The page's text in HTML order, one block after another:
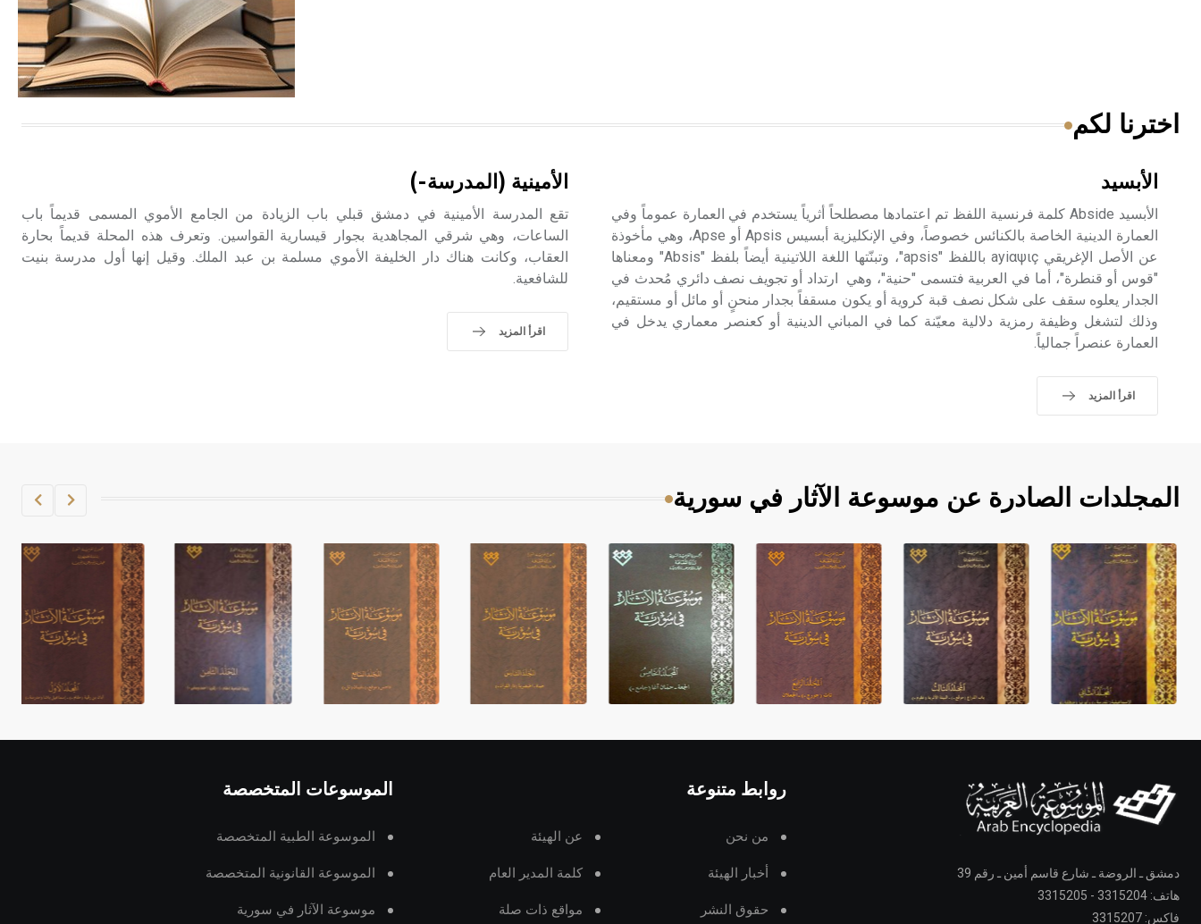
- هل تعلم أن المرجان إفراز حيواني
يتكون في البحر ويتركب من مادة
كربونات الكلسيوم، وهو أحمر أو شديد
الحمرة وهو أجود أنواعه، ويمتاز بكبر
الحجم ويسمى الش
الإنكليزية أب
اخترنا لكم
الأبسيد
الأبسيد Abside كلمة فرنسية اللفظ تم اعتمادها مصطلحاً أثرياً يستخدم في العمارة عموماً وفي
العمارة الدينية الخاصة بالكنائس خصوصاً، وفي الإنكليزية أبسيس Apsis أو Apse، وهي مأخوذة
عن الأصل الإغريقي ayiαψιç باللفظ "apsis"، وتبنّتها اللغة اللاتينية أيضاً بلفظ "Absis" ومعناها
"قوس أو قنطرة"، أما في العربية فتسمى "حنية"، وهي ارتداد أو تجويف نصف دائري مُحدث في
الجدار يعلوه سقف على شكل نصف قبة كروية أو يكون مسقفاً بجدار منحنٍ أو مائل أو مستقيم،
وذلك لتشغل وظيفة رمزية دلالية معيّنة كما في المباني الدينية أو كعنصر معماري يدخل في
العمارة عنصراً جمالياً.
اقرأ المزيد
الأمينية (المدرسة-)
تقع المدرسة الأمينية في دمشق قبلي باب الزيادة من الجامع الأموي المسمى قديماً باب
الساعات، وهي شرقي المجاهدية بجوار قيسارية القواسين. وتعرف هذه المحلة قديماً بحارة
العقاب، وكانت هناك دار الخليفة الأموي مسلمة بن عبد الملك. وقيل إنها أول مدرسة بنيت
للشافعية.
اقرأ المزيد
المجلدات الصادرة عن موسوعة الآثار في سورية
دمشق ـ الروضة ـ شارع قاسم أمين ـ رقم 39
هاتف: 3315204 - 3315205
فاكس: 3315207
روابط متنوعة
من نحن عن الهيئة
أخبار الهيئة كلمة المدير العام
حقوق النشر مواقع ذات صلة
الموسوعات المتخصصة
الموسوعة الطبية المتخصصة
الموسوعة القانونية المتخصصة
موسوعة الآثار في سورية